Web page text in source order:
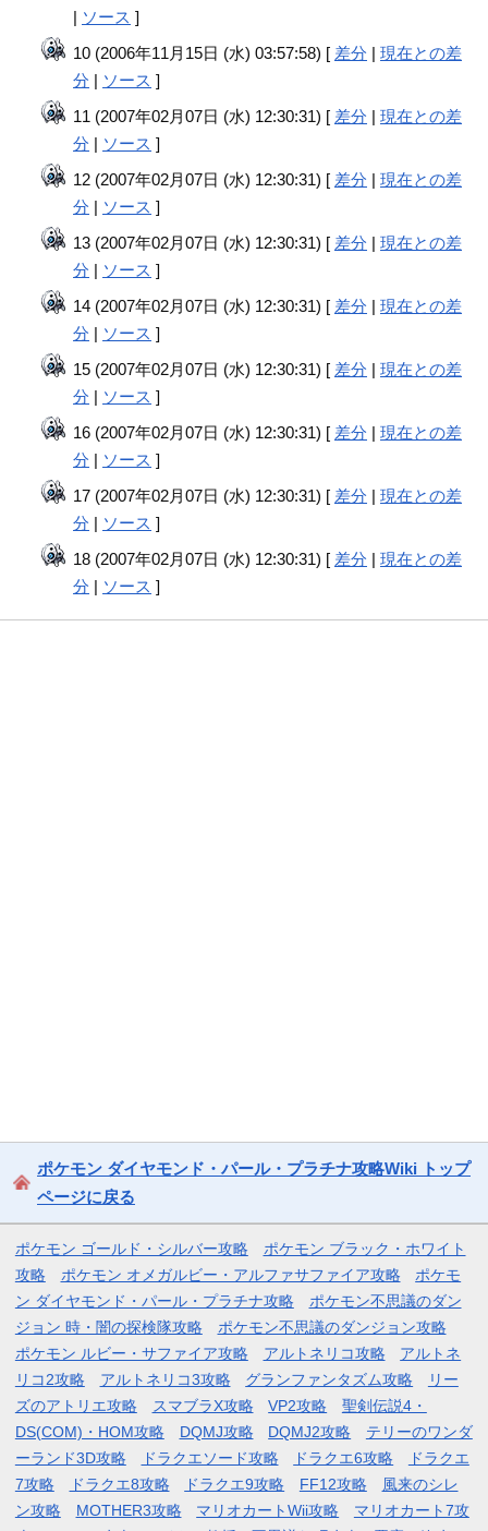
| ソース ]
10 (2006年11月15日 (水) 03:57:58) [ 差分 |現在との差
分 | ソース ]
11 (2007年02月07日 (水) 12:30:31) [ 差分 |現在との差
分 | ソース ]
12 (2007年02月07日 (水) 12:30:31) [ 差分 |現在との差
分 | ソース ]
13 (2007年02月07日 (水) 12:30:31) [ 差分 |現在との差
分 | ソース ]
14 (2007年02月07日 (水) 12:30:31) [ 差分 |現在との差
分 | ソース ]
15 (2007年02月07日 (水) 12:30:31) [ 差分 |現在との差
分 | ソース ]
16 (2007年02月07日 (水) 12:30:31) [ 差分 |現在との差
分 | ソース ]
17 (2007年02月07日 (水) 12:30:31) [ 差分 |現在との差
分 | ソース ]
18 (2007年02月07日 (水) 12:30:31) [ 差分 |現在との差
分 | ソース ]
ポケモン ダイヤモンド・パール・プラチナ攻略Wiki トップ
ページに戻る
ポケモン ゴールド・シルバー攻略
ポケモン ブラック・ホワイト
攻略
ポケモン オメガルビー・アルファサファイア攻略
ポケモ
ン ダイヤモンド・パール・プラチナ攻略
ポケモン不思議のダン
ジョン 時・闇の探検隊攻略
ポケモン不思議のダンジョン攻略
ポケモン ルビー・サファイア攻略
アルトネリコ攻略
アルトネ
リコ2攻略
アルトネリコ3攻略 グランファンタズム攻略
リー
ズのアトリエ攻略
スマブラX攻略 VP2攻略
聖剣伝説4・
DS(COM)・HOM攻略
DQMJ攻略 DQMJ2攻略
テリーのワンダ
ーランド3D攻略
ドラクエソード攻略 ドラクエ6攻略
ドラクエ
7攻略
ドラクエ8攻略 ドラクエ9攻略 FF12攻略
風来のシレ
ン攻略
MOTHER3攻略 マリオカートWii攻略
マリオカート7攻